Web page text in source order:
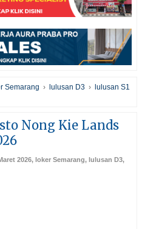
Semarang › lulusan D3 › lulusan S1
Nong Kie Lands
2026, loker Semarang, lulusan D3,